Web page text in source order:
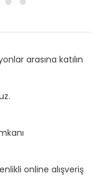
arasına katılın
online alışveriş